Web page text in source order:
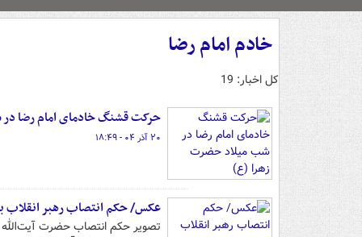
خادم امام رضا
کل اخبار: 19
حرکت قشنگ خادمای امام رضا
۲۰ آذر ۰۴ - ۱۸:۴۹
عکس/ حکم انتصاب رهبر